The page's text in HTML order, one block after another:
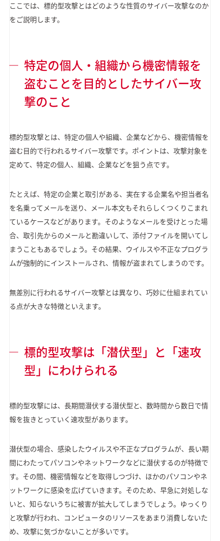
ここでは、標的型攻撃とはどのような性質のサイバー攻撃なのか
をご説明します。
特定の個人・組織から機密情報を
盗むことを目的としたサイバー攻
撃のこと
標的型攻撃とは、特定の個人や組織、企業などから、機密情報を
盗む目的で行われるサイバー攻撃です。ポイントは、攻撃対象を
定めて、特定の個人、組織、企業などを狙う点です。
たとえば、特定の企業と取引がある、実在する企業名や担当者名
を名乗ってメールを送り、メール本文もそれらしくつくりこまれ
ているケースなどがあります。そのようなメールを受けとった場
合、取引先からのメールと勘違いして、添付ファイルを開いてし
まうこともあるでしょう。その結果、ウイルスや不正なプログラ
ムが強制的にインストールされ、情報が盗まれてしまうのです。
無差別に行われるサイバー攻撃とは異なり、巧妙に仕組まれてい
る点が大きな特徴といえます。
標的型攻撃は「潜伏型」と「速攻
型」にわけられる
標的型攻撃には、長期間潜伏する潜伏型と、数時間から数日で情
報を抜きとっていく速攻型があります。
潜伏型の場合、感染したウイルスや不正なプログラムが、長い期
間にわたってパソコンやネットワークなどに潜伏するのが特徴で
す。その間、機密情報などを取得しつづけ、ほかのパソコンやネ
ットワークに感染を広げていきます。そのため、早急に対処しな
いと、知らないうちに被害が拡大してしまうでしょう。ゆっくり
と攻撃が行われ、コンピュータのリソースをあまり消費しないた
め、攻撃に気づかないことが多いです。